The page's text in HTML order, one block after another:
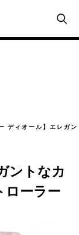
ー ディオール】エレガ
ントなカ
ローラー